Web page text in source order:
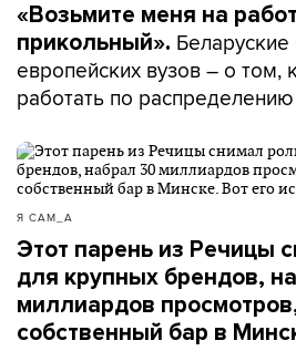
«Возьмите меня на
прикольный».
европейских вузов – о том,
работать по распределению
Я САМ_А
Этот парень из Речицы
для крупных брендов,
миллиардов
собственный бар в